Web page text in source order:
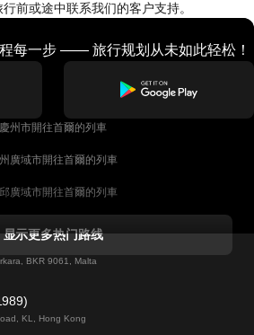
前或途中联系我们的客户支持。
每一步 —— 旅行规划从未如此轻松！
慶州市開往首爾的列車
廣域市開往首爾的列車
廣域市開往首爾的列車
柏林開往戈尔韦的列車
羅馬開往拿坡里的列車
显示更多热门路线
BKR 9061, Malta
KL, Hong Kong